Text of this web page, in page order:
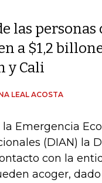
las
a $1,2
y Cali
LEAL ACOSTA
Emergencia
(DIAN) la
con la
acoger,